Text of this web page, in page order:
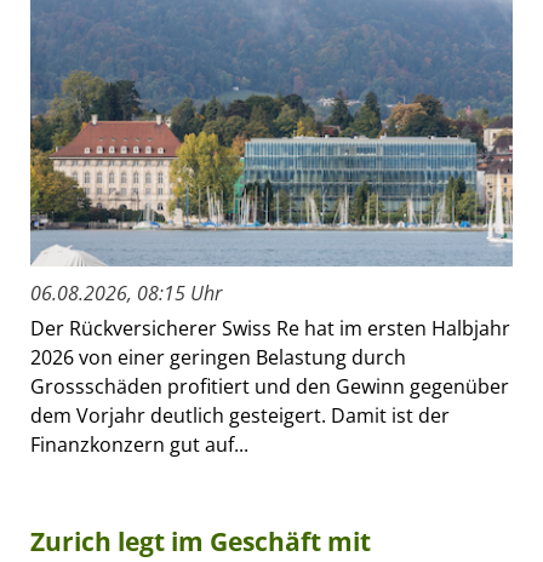
06.08.2026, 08:15 Uhr
Der Rückversicherer Swiss Re hat im ersten Halbjahr
2026 von einer geringen Belastung durch
Grossschäden profitiert und den Gewinn gegenüber
dem Vorjahr deutlich gesteigert. Damit ist der
Finanzkonzern gut auf...
Zurich legt im Geschäft mit